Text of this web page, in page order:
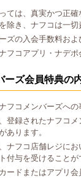
ては、真実かつ正
除き、ナフコは一切
ズの入会手数料お
フコアプリ・ナデ
ーズ会員特典の
フコメンバーズへ
登録されたナフコ
あります。
ナフコ店舗レジに
付与を受けること
ードまたはアプリ